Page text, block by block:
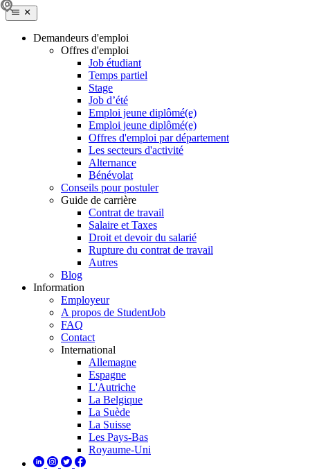
Demandeurs d'emploi
Offres d'emploi
Job étudiant
Temps partiel
Stage
Job d’été
Emploi jeune diplômé(e)
Emploi jeune diplômé(e)
Offres d'emploi par département
Les secteurs d'activité
Alternance
Bénévolat
Conseils pour postuler
Guide de carrière
Contrat de travail
Salaire et Taxes
Droit et devoir du salarié
Rupture du contrat de travail
Autres
Blog
Information
Employeur
A propos de StudentJob
FAQ
Contact
International
Allemagne
Espagne
L'Autriche
La Belgique
La Suède
La Suisse
Les Pays-Bas
Royaume-Uni